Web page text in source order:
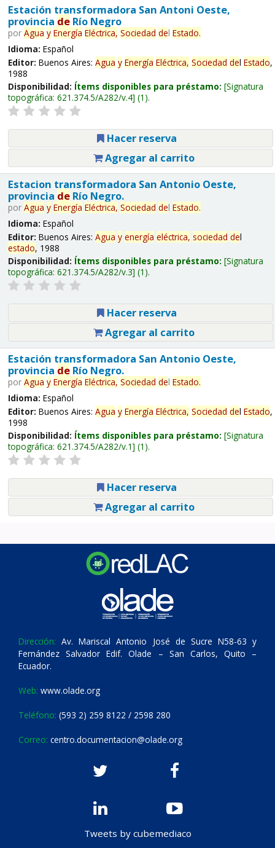
Estación transformadora San Antoni Oeste,
provincia deRío Negro
por Agua y Energía Eléctrica, Sociedad del Estado.
Idioma: Español
Editor: Buenos Aires: Agua y Energía Eléctrica, Sociedad del Estado,
1988
Disponibilidad: Ítems disponibles para préstamo: Signatura
topográfica: 621.374.5/A282/v.4 (1).
Hacer reserva
Agregar al carrito
Estacion transformadora San Antonio Oeste,
provincia deRío Negro.
por Agua y Energía Eléctrica, Sociedad del Estado.
Idioma: Español
Editor: Buenos Aires: Agua y energía eléctrica, sociedad del
estado, 1988
Disponibilidad: Ítems disponibles para préstamo: Signatura
topográfica: 621.374.5/A282/v.3 (1).
Hacer reserva
Agregar al carrito
Estación transformadora San Antonio Oeste,
provincia deRío Negro.
por Agua y Energía Eléctrica, Sociedad del Estado.
Idioma: Español
Editor: Buenos Aires: Agua y Energía Eléctrica, Sociedad del Estado,
1998
Disponibilidad: Ítems disponibles para préstamo: Signatura
topográfica: 621.374.5/A282/v.1 (1).
Hacer reserva
Agregar al carrito
Dirección: Av. Mariscal Antonio José de Sucre N58-63 y
Fernández Salvador Edif. Olade – San Carlos, Quito –
Ecuador.
Web: www.olade.org
Teléfono: (593 2) 259 8122 / 2598 280
Correo: centro.documentacion@olade.org
Tweets by cubemediaco